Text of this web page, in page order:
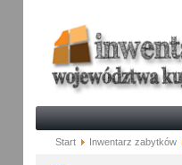
Start Inwentarz zabytków